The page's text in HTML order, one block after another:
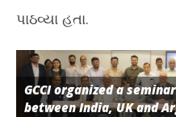
પાઠવ્યા હતા.
GCCI organized a
between India, UK and